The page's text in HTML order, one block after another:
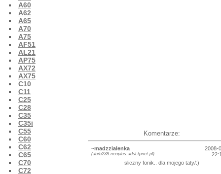
A60
A62
A65
A70
A75
AF51
AL21
AP75
AX72
AX75
C10
C11
C25
C28
C35
C35i
C55
C60
C62
C65
C70
C72
Komentarze:
~madzzialenka
2008-
(abrb238.neoplus.adsl.tpnet.pl)
sliczny fonik.. dla mojego taty/:)